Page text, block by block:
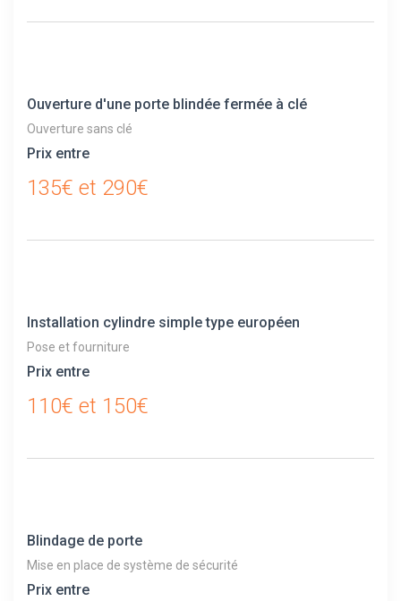
Ouverture d'une porte blindée fermée à clé
Ouverture sans clé
Prix entre
135€ et 290€
Installation cylindre simple type européen
Pose et fourniture
Prix entre
110€ et 150€
Blindage de porte
Mise en place de système de sécurité
Prix entre